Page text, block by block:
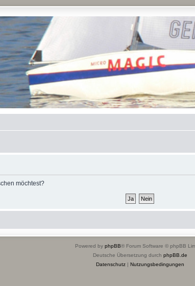
möchtest?
Powered by phpBB® Forum Software © phpBB
Deutsche Übersetzung durch phpBB.de
Datenschutz| Nutzungsbedingungen